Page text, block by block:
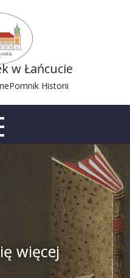
w Łańcucie
Pomnik Historii
więcej